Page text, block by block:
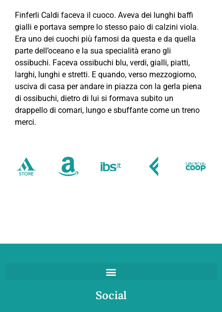
Finferli Caldi faceva il cuoco. Aveva dei lunghi baffi
gialli e portava sempre lo stesso paio di calzini viola.
Era uno dei cuochi più famosi da questa e da quella
parte dell’oceano e la sua specialità erano gli
ossibuchi. Faceva ossibuchi blu, verdi, gialli, piatti,
larghi, lunghi e stretti. E quando, verso mezzogiorno,
usciva di casa per andare in piazza con la gerla piena
di ossibuchi, dietro di lui si formava subito un
drappello di comari, lungo e sbuffante come un treno
merci.
Social